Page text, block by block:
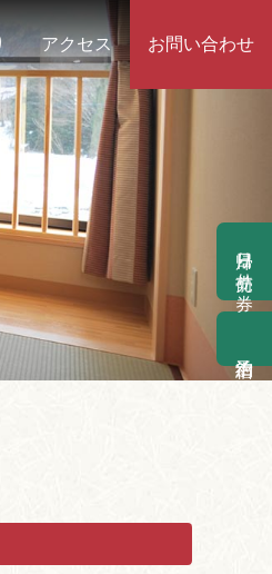
アクセス お問い合わせ
日帰り前売り券